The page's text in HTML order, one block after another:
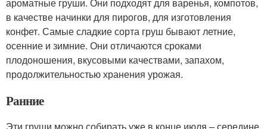
в качестве начинки для пирогов, для изготовления
конфет. Самые сладкие сорта груш бывают летние,
осенние и зимние. Они отличаются сроками
плодоношения, вкусовыми качествами, запахом,
продолжительностью хранения урожая.
Ранние